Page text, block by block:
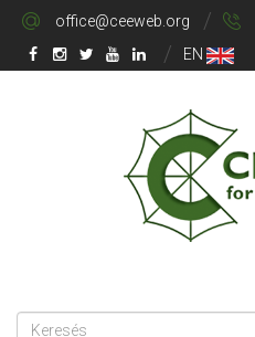
office@ceeweb.org
EN